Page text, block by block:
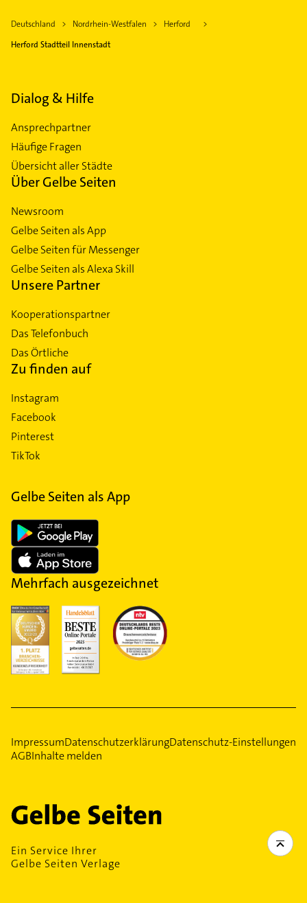
Deutschland Nordrhein-Westfalen
Herford
Herford Stadtteil Innenstadt
Dialog & Hilfe
Ansprechpartner
Häufige Fragen
Übersicht aller Städte
Über Gelbe Seiten
Newsroom
Gelbe Seiten als App
Gelbe Seiten für Messenger
Gelbe Seiten als Alexa Skill
Unsere Partner
Kooperationspartner
Das Telefonbuch
Das Örtliche
Zu finden auf
Instagram
Facebook
Pinterest
TikTok
Gelbe Seiten als App
Mehrfach ausgezeichnet
ImpressumDatenschutzerklärungDatenschutz-Einstellungen
AGBInhalte melden
Ein Service Ihrer
Gelbe Seiten Verlage